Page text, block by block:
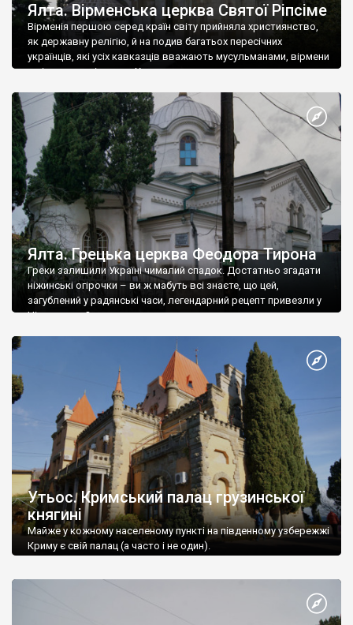
Ялта. Вірменська церква Святої Ріпсіме
Вірменія першою серед країн світу прийняла християнство,
як державну релігію, й на подив багатьох пересічних
українців, які усіх кавказців вважають мусульманами, вірмени
є відданими вірянами Христа
Ялта. Грецька церква Феодора Тирона
Греки залишили Україні чималий спадок. Достатньо згадати
ніжинські огірочки – ви ж мабуть всі знаєте, що цей,
загублений у радянські часи, легендарний рецепт привезли у
Ніжин греки?
Утьос. Кримський палац грузинської
княгині
Майже у кожному населеному пункті на південному узбережжі
Криму є свій палац (а часто і не один).